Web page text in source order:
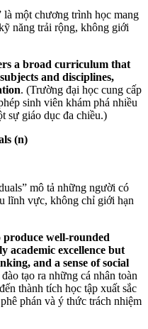
một chương trình học mang
năng trải rộng, không giới
a broad curriculum that
and disciplines,
. (Trường đại học cung cấp
sinh viên khám phá nhiều
sự giáo dục đa chiều.)
(n)
mô tả những người có
lĩnh vực, không chỉ giới hạn
produce well-rounded
academic excellence but
and a sense of social
tạo ra những cá nhân toàn
thành tích học tập xuất sắc
phán và ý thức trách nhiệm